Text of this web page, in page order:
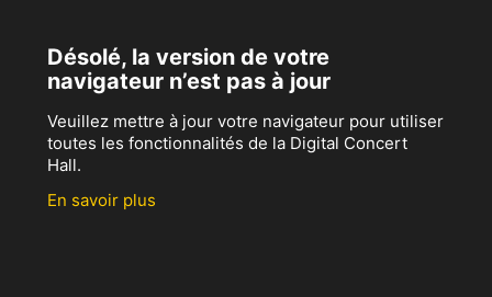
Désolé, la version de votre
navigateur n’est pas à jour
Veuillez mettre à jour votre navigateur pour utiliser
toutes les fonctionnalités de la Digital Concert
Hall.
En savoir plus